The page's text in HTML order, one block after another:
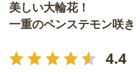
美しい大輪花！
一重のペンステモン咲き
4.4